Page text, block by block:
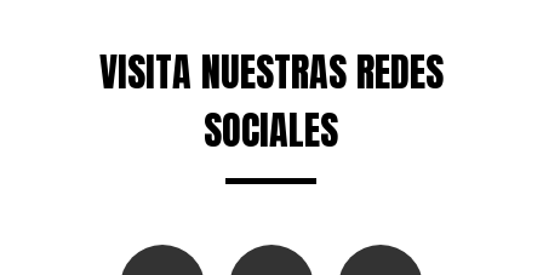
VISITA NUESTRAS REDES
SOCIALES